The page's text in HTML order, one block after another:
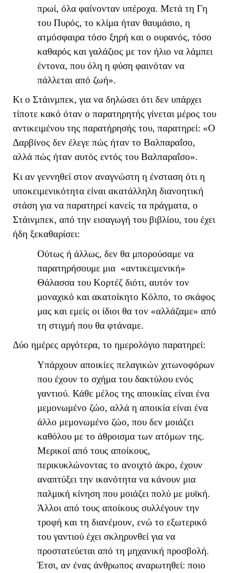
πρωί, όλα φαίνονταν υπέροχα. Μετά τη Γη
του Πυρός, το κλίμα ήταν θαυμάσιο, η
ατμόσφαιρα τόσο ξηρή και ο ουρανός, τόσο
καθαρός και γαλάζιος με τον ήλιο να λάμπει
έντονα, που όλη η φύση φαινόταν να
πάλλεται από ζωή».
Κι ο Στάινμπεκ, για να δηλώσει ότι δεν υπάρχει
τίποτε κακό όταν ο παρατηρητής γίνεται μέρος του
αντικειμένου της παρατήρησής του, παρατηρεί: «Ο
Δαρβίνος δεν έλεγε πώς ήταν το Βαλπαραΐσο,
αλλά πώς ήταν αυτός εντός του Βαλπαραΐσο».
Κι αν γεννηθεί στον αναγνώστη η ένσταση ότι η
υποκειμενικότητα είναι ακατάλληλη διανοητική
στάση για να παρατηρεί κανείς τα πράγματα, ο
Στάινμπεκ, από την εισαγωγή του βιβλίου, του έχει
ήδη ξεκαθαρίσει:
Ούτως ή άλλως, δεν θα μπορούσαμε να
παρατηρήσουμε μια «αντικειμενική»
Θάλασσα του Κορτέζ διότι, αυτόν τον
μοναχικό και ακατοίκητο Κόλπο, το σκάφος
μας και εμείς οι ίδιοι θα τον «αλλάζαμε» από
τη στιγμή που θα φτάναμε.
Δύο ημέρες αργότερα, το ημερολόγιο παρατηρεί:
Υπάρχουν αποικίες πελαγικών χιτωνοφόρων
που έχουν το σχήμα του δακτύλου ενός
γαντιού. Κάθε μέλος της αποικίας είναι ένα
μεμονωμένο ζώο, αλλά η αποικία είναι ένα
άλλο μεμονωμένο ζώο, που δεν μοιάζει
καθόλου με το άθροισμα των ατόμων της.
Μερικοί από τους αποίκους,
περικυκλώνοντας το ανοιχτό άκρο, έχουν
αναπτύξει την ικανότητα να κάνουν μια
παλμική κίνηση που μοιάζει πολύ με μυϊκή.
Άλλοι από τους αποίκους συλλέγουν την
τροφή και τη διανέμουν, ενώ το εξωτερικό
του γαντιού έχει σκληρυνθεί για να
προστατεύεται από τη μηχανική προσβολή.
Έτσι, αν ένας άνθρωπος αναρωτηθεί: ποιο